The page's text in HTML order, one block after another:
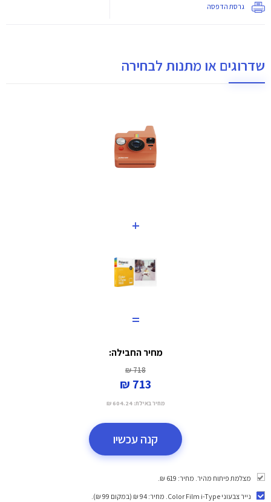
גרסת הדפסה
שדרוגים או מתנות לבחירה
+
=
מחיר החבילה:
718 ₪
713 ₪
מחיר באילת: 604.24 ₪
קנה עכשיו
מצלמת פיתוח מהיר. מחיר: 619 ₪.
נייר צבעוני Color Film i-Type
. מחיר: 94 ₪ (במקום 99 ₪).